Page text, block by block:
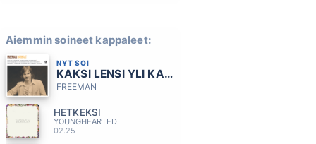
Aiemmin soineet kappaleet:
NYT SOI
KAKSI LENSI YLI KAENPESAN
FREEMAN
HETKEKSI
YOUNGHEARTED
02.25